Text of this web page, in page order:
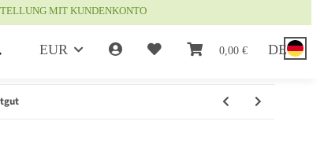
MIT KUNDENKONTO
EUR 0,00 € DE